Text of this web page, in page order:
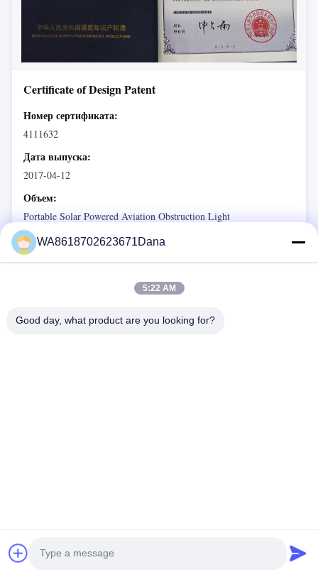
Certificate of Design Patent
Номер сертификата:
4111632
Дата выпуска:
2017-04-12
Объем:
Portable Solar Powered Aviation Obstruction Light
Издание::
State Intellectual Property Office of The People's Republic of
О Нас
Экскурсия По Заводу
WA8618702623671Dana
5:22 AM
Good day, what product are you looking for?